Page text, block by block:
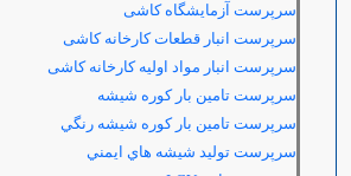
سرپرست آزمایشگاه کاشی
سرپرست انبار قطعات کارخانه کاشی
سرپرست انبار مواد اولیه کارخانه کاشی
سرپرست تامین بار کوره شیشه
سرپرست تامين بار كوره شيشه رنگي
سرپرست توليد شيشه هاي ايمني